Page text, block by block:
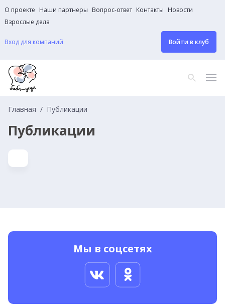
О проекте Наши партнеры Вопрос-ответ Контакты Новости
Взрослые дела
Вход для компаний Войти в клуб
Главная Публикации
Публикации
Мы в соцсетях